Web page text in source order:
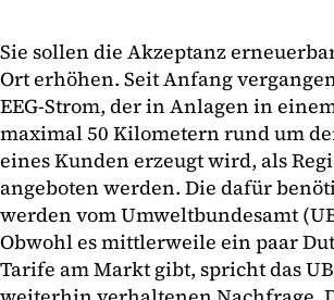
Sie sollen die Akzeptanz
Ort erhöhen. Seit Anfang
EEG-Strom, der in Anlagen in
maximal 50 Kilometern rund um
eines Kunden erzeugt wird, als
angeboten werden. Die dafür
werden vom Umweltbundesamt
Obwohl es mittlerweile ein paar
Tarife am Markt gibt, spricht das